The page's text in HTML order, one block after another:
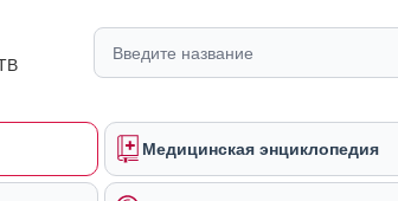
Медицинская энциклопедия